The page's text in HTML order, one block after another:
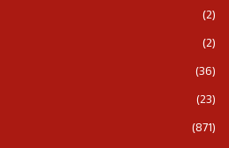
(2)
(2)
(36)
(23)
(871)